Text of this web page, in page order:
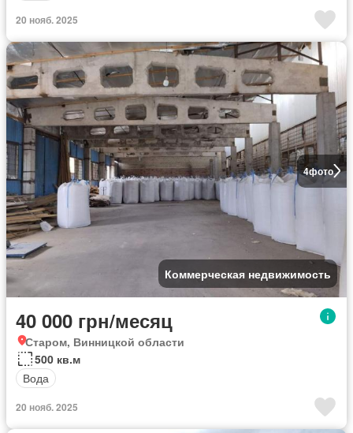
20 нояб. 2025
4фото
Коммерческая недвижимость
40 000 грн/месяц
Старом, Винницкой области
500 кв.м
Вода
20 нояб. 2025